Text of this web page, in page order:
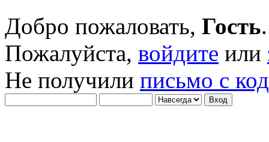
Добро пожаловать, Гость.
Пожалуйста, войдите или
Не получили письмо с